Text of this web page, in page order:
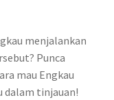
menjalankan
Punca
mau Engkau
dalam tinjauan!